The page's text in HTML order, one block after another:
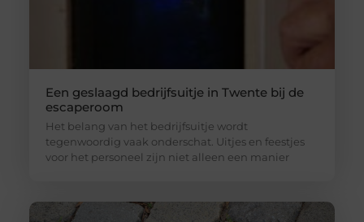
Een geslaagd bedrijfsuitje in Twente bij de
escaperoom
Het belang van het bedrijfsuitje wordt
tegenwoordig vaak onderschat. Uitjes en feestjes
voor het personeel zijn niet alleen een manier